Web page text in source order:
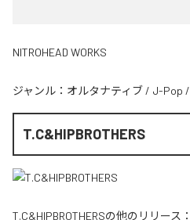
NITROHEAD WORKS
ジャンル： オルタナティブ / J-Pop /
T.C&HIPBROTHERS
T.C&HIPBROTHERSの他のリリース：